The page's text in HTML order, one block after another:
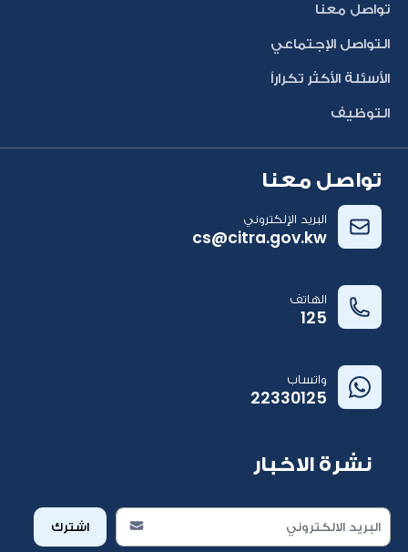
تواصل معنا
التواصل الإجتماعي
الأسئلة الأكثر تكراراً
التوظيف
تواصل معنا
البريد الإلكتروني
cs@citra.gov.kw
الهاتف
125
واتساب
22330125
نشرة الاخبار
اشترك